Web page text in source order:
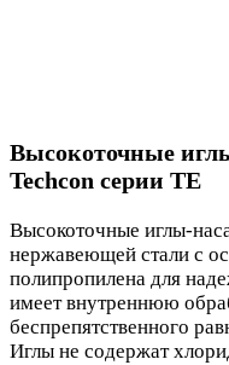
Высокоточные
Techcon серии TE
Высокоточные иглы-
нержавеющей стали с
полипропилена для
имеет внутреннюю
беспрепятственного
Иглы не содержат